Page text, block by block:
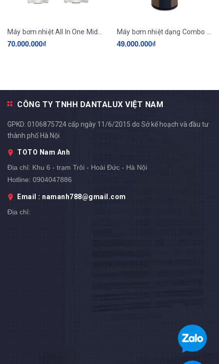
70.000.000₫ 49.000.000₫
CÔNG TY TNHH DANTALUX VIỆT NAM
GPKD: 0106875724 cấp ngày 11/6/2015 do Sở kế hoạch và đầu tư
thành phố Hà Nội
TOTO Nam Anh
Địa chỉ: Khu 6 - trạm Trôi - Hoài Đức - Hà Nội
Hotline: 0904047886
Email : namanh788@gmail.com
Địa chỉ: